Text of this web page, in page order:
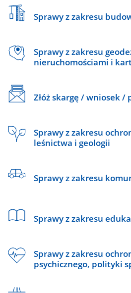
Sprawy z zakresu
Sprawy z zakresu
nieruchomościami i
Złóż skargę / wniosek /
Sprawy z zakresu
leśnictwa i geologii
Sprawy z zakresu
Sprawy z zakresu
Sprawy z zakresu
psychicznego, polityki